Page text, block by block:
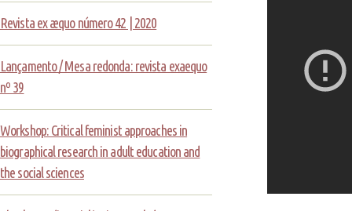
Revista ex æquo número 42 | 2020
Lançamento / Mesa redonda: revista exaequo
nº 39
Workshop: Critical feminist approaches in
biographical research in adult education and
the social sciences